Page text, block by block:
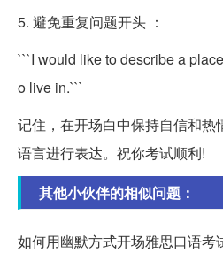
5. 避免重复问题开头 ：
```I would like to describe a
o live in.```
记住，在开场白中保持自信和热
语言进行表达。祝你考试顺利!
其他小伙伴的相似问题：
如何用幽默方式开场雅思口语考